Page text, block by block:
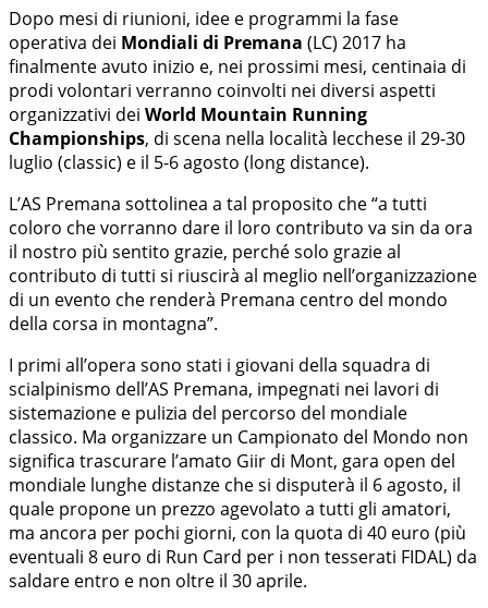
Dopo mesi di riunioni, idee e programmi la fase
operativa dei Mondiali di Premana (LC) 2017 ha
finalmente avuto inizio e, nei prossimi mesi, centinaia di
prodi volontari verranno coinvolti nei diversi aspetti
organizzativi dei World Mountain Running
Championships, di scena nella località lecchese il 29-30
luglio (classic) e il 5-6 agosto (long distance).
L’AS Premana sottolinea a tal proposito che “a tutti
coloro che vorranno dare il loro contributo va sin da ora
il nostro più sentito grazie, perché solo grazie al
contributo di tutti si riuscirà al meglio nell’organizzazione
di un evento che renderà Premana centro del mondo
della corsa in montagna”.
I primi all’opera sono stati i giovani della squadra di
scialpinismo dell’AS Premana, impegnati nei lavori di
sistemazione e pulizia del percorso del mondiale
classico. Ma organizzare un Campionato del Mondo non
significa trascurare l’amato Giir di Mont, gara open del
mondiale lunghe distanze che si disputerà il 6 agosto, il
quale propone un prezzo agevolato a tutti gli amatori,
ma ancora per pochi giorni, con la quota di 40 euro (più
eventuali 8 euro di Run Card per i non tesserati FIDAL) da
saldare entro e non oltre il 30 aprile.